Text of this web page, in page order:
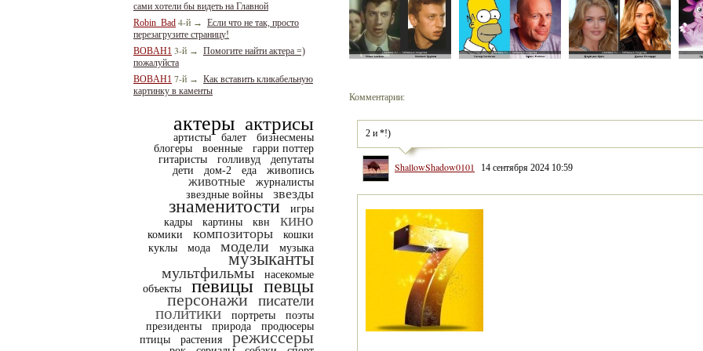
сами хотели бы видеть на Главной
Robin_Bad 4-й → Если что не так, просто
перезагрузите страницу!
BOBAH1 3-й → Помогите найти актера =)
пожалуйста
BOBAH1 7-й → Как вставить кликабельную
картинку в каменты
актеры актрисы
артисты балет
бизнесмены
блогеры
военные
гарри поттер
гитаристы
голливуд
депутаты
дети
дом-2 еда живопись
животные
журналисты
звездные войны
звезды
знаменитости
игры
кадры
картины квн кино
комики композиторы
кошки
куклы
мода модели музыка
музыканты
мультфильмы
насекомые
объекты
певицы певцы
персонажи писатели
политики портреты
поэты
президенты
природа
продюсеры
птицы
растения режиссеры
Комментарии:
2 и *!)
ShallowShadow0101 14 сентября 2024 10:59